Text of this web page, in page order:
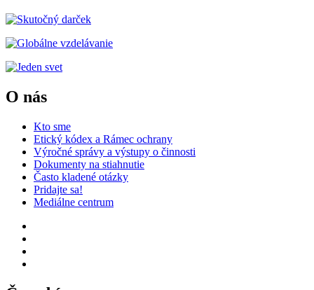
O nás
Kto sme
Etický kódex a Rámec ochrany
Výročné správy a výstupy o činnosti
Dokumenty na stiahnutie
Často kladené otázky
Pridajte sa!
Mediálne centrum